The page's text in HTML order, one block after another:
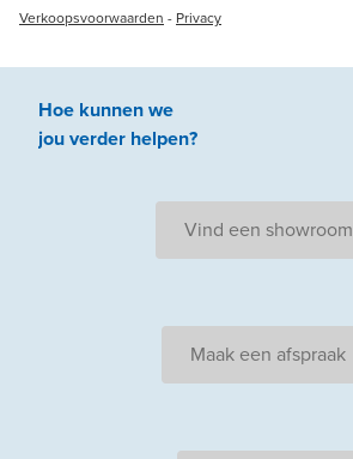
Verkoopsvoorwaarden - Privacy
Hoe kunnen we
jouverder helpen?
Vind een showroom
Maak een afspraak